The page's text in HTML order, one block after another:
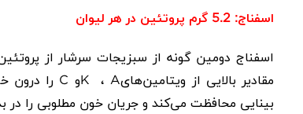
اسفناج: 5.2 گرم پروتئین در هر لیوان
اسفناج دومین گونه از سبزیجات سرشار از
مقادیر بالایی از ویتامین‌هایA ، Kو C را درون
بینایی محافظت می‌کند و جریان خون مطلوبی را در